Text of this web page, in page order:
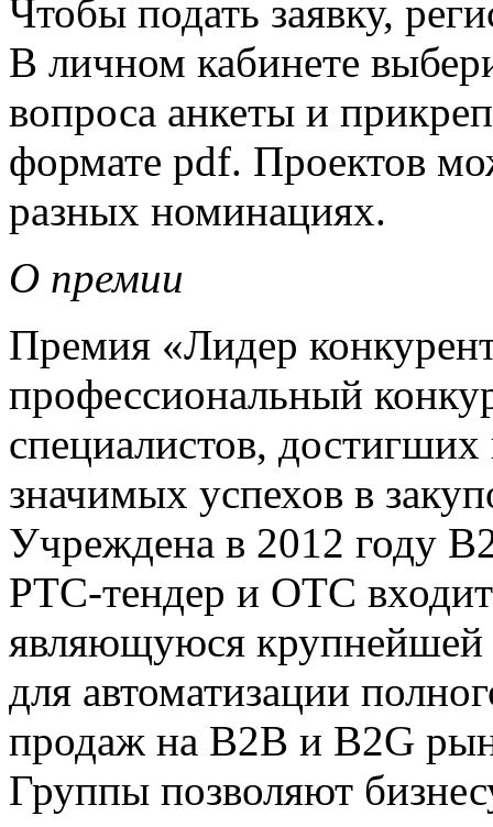
Чтобы подать заявку,
В личном кабинете
вопроса анкеты и
формате pdf. Проектов
разных номинациях.
О премии
Премия «Лидер
профессиональный
специалистов,
значимых успехов в
Учреждена в 2012 году
РТС-тендер и ОТС
являющуюся
для автоматизации
продаж на B2B и B2G
Группы позволяют